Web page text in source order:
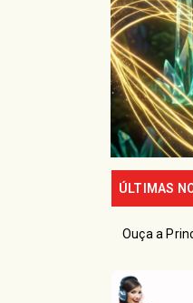
ÚLTIMAS
poupança superam
Ouça a